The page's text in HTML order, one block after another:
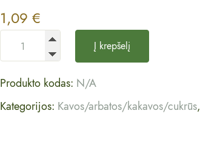
1,09€
Į krepšelį
Produkto kodas: N/A
Kategorijos: Kavos/arbatos/kakavos/cukrūs,